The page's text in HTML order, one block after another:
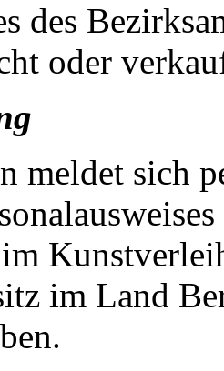
des
oder
meldet sich
im Land